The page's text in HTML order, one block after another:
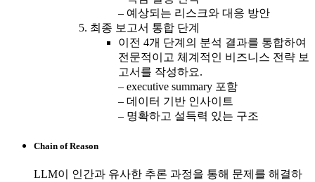
– 예상되는 리스크와 대응 방안
최종 보고서 통합 단계
이전 4개 단계의 분석 결과를 통합하여
전문적이고 체계적인 비즈니스 전략 보
고서를 작성하요.
– executive summary 포함
– 데이터 기반 인사이트
– 명확하고 설득력 있는 구조
Chain of Reason
LLM이 인간과 유사한 추론 과정을 통해 문제를 해결하